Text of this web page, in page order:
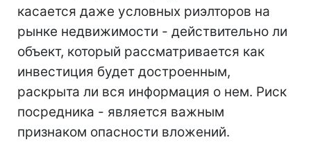
касается даже условных риэлторов на
рынке недвижимости - действительно ли
объект, который рассматривается как
инвестиция будет достроенным,
раскрыта ли вся информация о нем. Риск
посредника - является важным
признаком опасности вложений.